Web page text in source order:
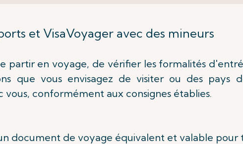
et VisaVoyager avec des mineurs
partir en voyage, de vérifier les formalités
que vous envisagez de visiter ou des pays
conformément aux consignes établies.
document de voyage équivalent et valable